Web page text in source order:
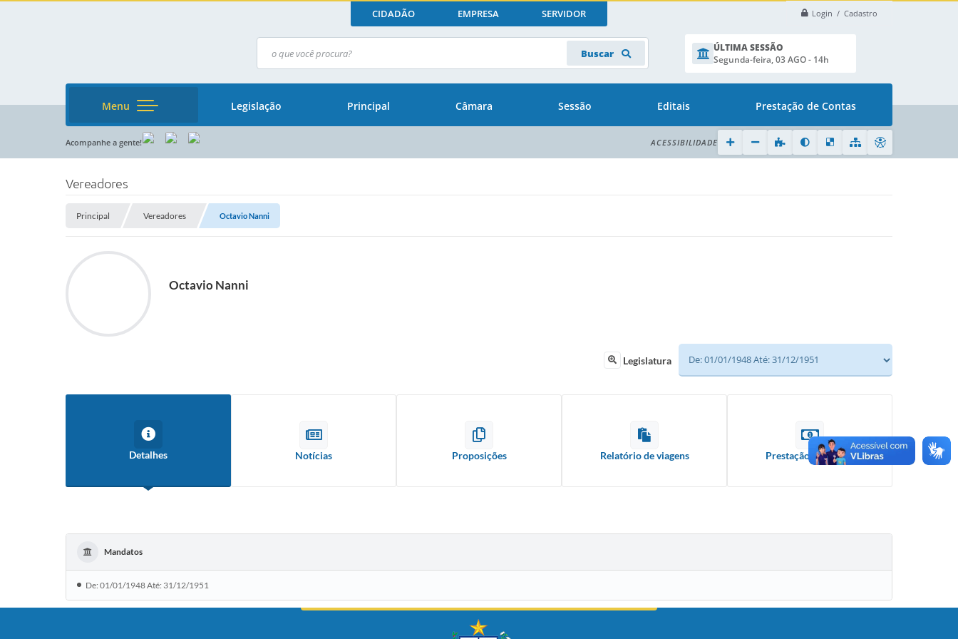
Login / Cadastro
CIDADÃO EMPRESA SERVIDOR
Buscar
ÚLTIMA SESSÃO
Segunda-feira, 03 AGO - 14h
Menu Legislação Principal Câmara Sessão Editais Prestação de Contas
Acompanhe a gente! ACESSIBILIDADE
Vereadores
Principal Vereadores Octavio Nanni
Octavio Nanni
Legislatura
Detalhes Notícias Proposições Relatório de viagens Prestação de contas
Mandatos
De: 01/01/1948 Até: 31/12/1951